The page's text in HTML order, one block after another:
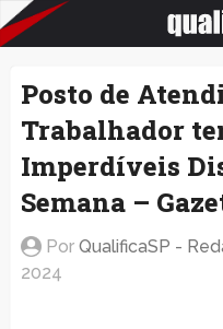
Posto de
Trabalhador
Imperdíveis
Semana –
Por QualificaSP -
2024